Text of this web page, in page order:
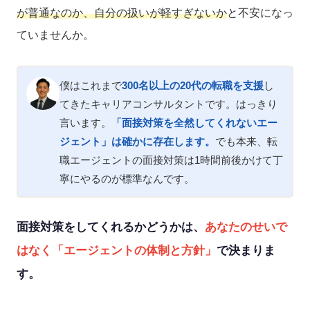
が普通なのか、自分の扱いが軽すぎないかと不安になっ
ていませんか。
僕はこれまで300名以上の20代の転職を支援し
てきたキャリアコンサルタントです。はっきり
言います。
「面接対策を全然してくれないエー
ジェント」は確かに存在します。 でも本来、転
職エージェントの面接対策は1時間前後かけて丁
寧にやるのが標準なんです。
面接対策をしてくれるかどうかは、 あなたのせいで
はなく「エージェントの体制と方針」 で決まりま
す。